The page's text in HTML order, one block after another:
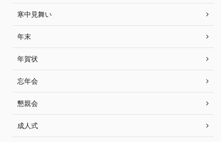
寒中見舞い
年末
年賀状
忘年会
懇親会
成人式